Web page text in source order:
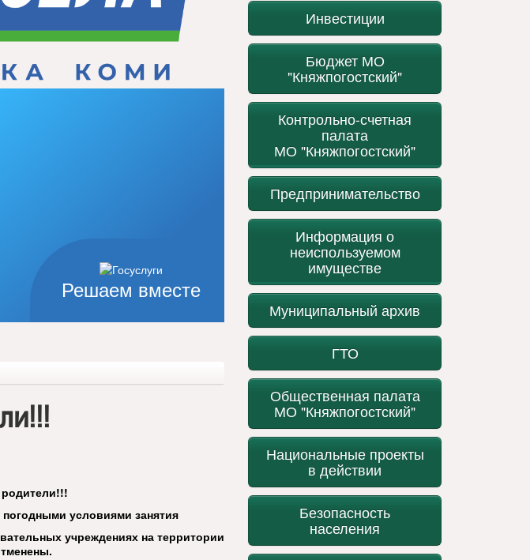
Решаем вместе
погодными условиями занятия
учреждениях на территории
Инвестиции
Бюджет МО
"Княжпогостский"
Контрольно-счетная
палата
МО "Княжпогостский"
Предпринимательство
Информация о
неиспользуемом
имуществе
Муниципальный архив
ГТО
Общественная палата
МО "Княжпогостский"
Национальные проекты
в действии
Безопасность
населения